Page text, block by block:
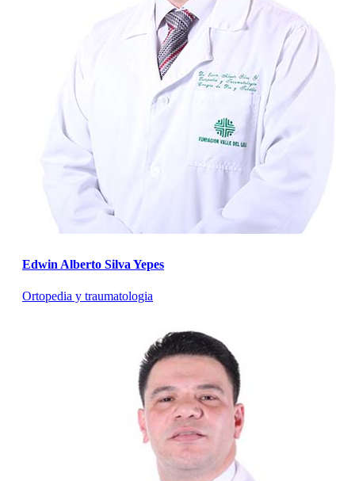
Edwin Alberto Silva Yepes
Ortopedia y traumatologia